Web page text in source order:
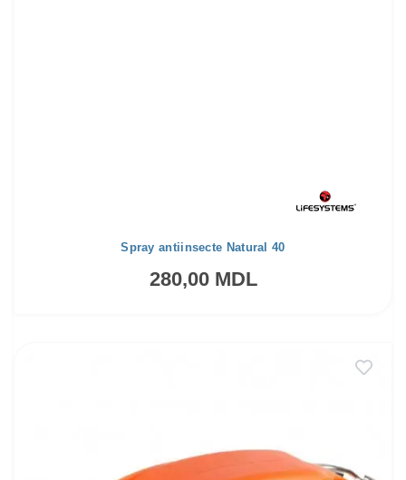
Spray antiinsecte Natural 40
280,00 MDL